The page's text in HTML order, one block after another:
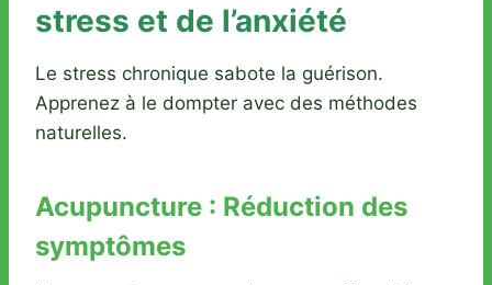
stress et de l’anxiété
Le stress chronique sabote la guérison.
Apprenez à le dompter avec des méthodes
naturelles.
Acupuncture : Réduction des
symptômes